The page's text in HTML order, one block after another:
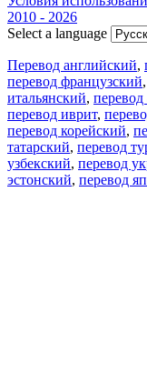
2010 - 2026
Select a language
Перевод английский,
перевод французский,
итальянский,
перевод иврит,
перевод корейский,
татарский, перевод
узбекский, перевод
эстонский, перевод